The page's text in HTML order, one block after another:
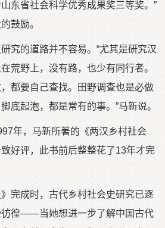
东省社会科学优秀成果奖三等奖。”
鼓励。
究的道路并不容易。“尤其是研究汉
荒野上，没有路，也少有同行者。
都要自己查找。田野调查也是必做
底起泡，都是常有的事。”马新说。
年，马新所著的《两汉乡村社会
好评，此书前后整整花了13年才完
》完成时，古代乡村社会史研究已逐
彷徨——当她想进一步了解中国古代